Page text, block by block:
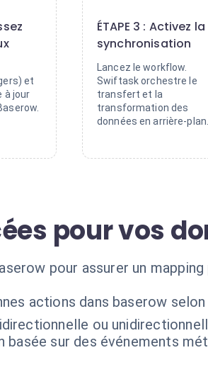
et
à jour
ÉTAPE 3 : Activez la
synchronisation
Lancez le workflow.
Swiftask orchestre le
transfert et la
transformation des
données en arrière-plan.
pour vos
pour assurer un
actions dans baserow
ou
sur des événements